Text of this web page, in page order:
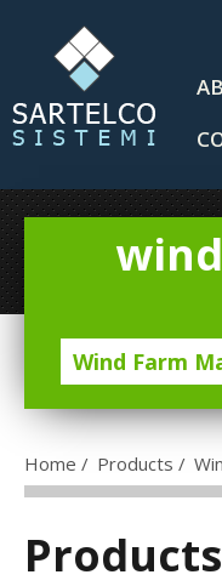
Home / Products /
Products